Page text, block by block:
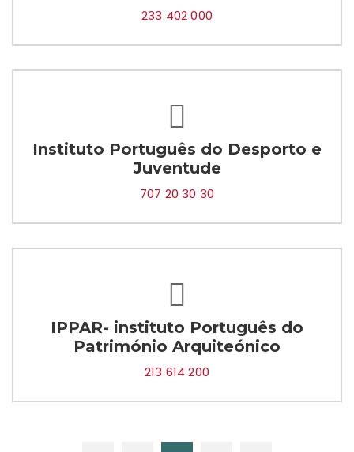
233 402 000
Instituto Português do Desporto e
Juventude
707 20 30 30
IPPAR- instituto Português do
Património Arquiteónico
213 614 200